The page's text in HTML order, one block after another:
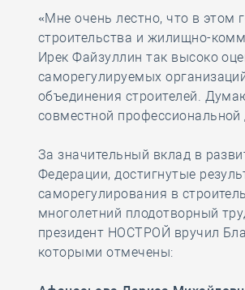
«Мне очень лестно, что в этом
строительства и жилищно-
Ирек Файзуллин так высоко
саморегулируемых
объединения строителей.
совместной профессиональной
За значительный вклад в
Федерации, достигнутые
саморегулирования в
многолетний плодотворный
президент НОСТРОЙ вручил
которыми отмечены: